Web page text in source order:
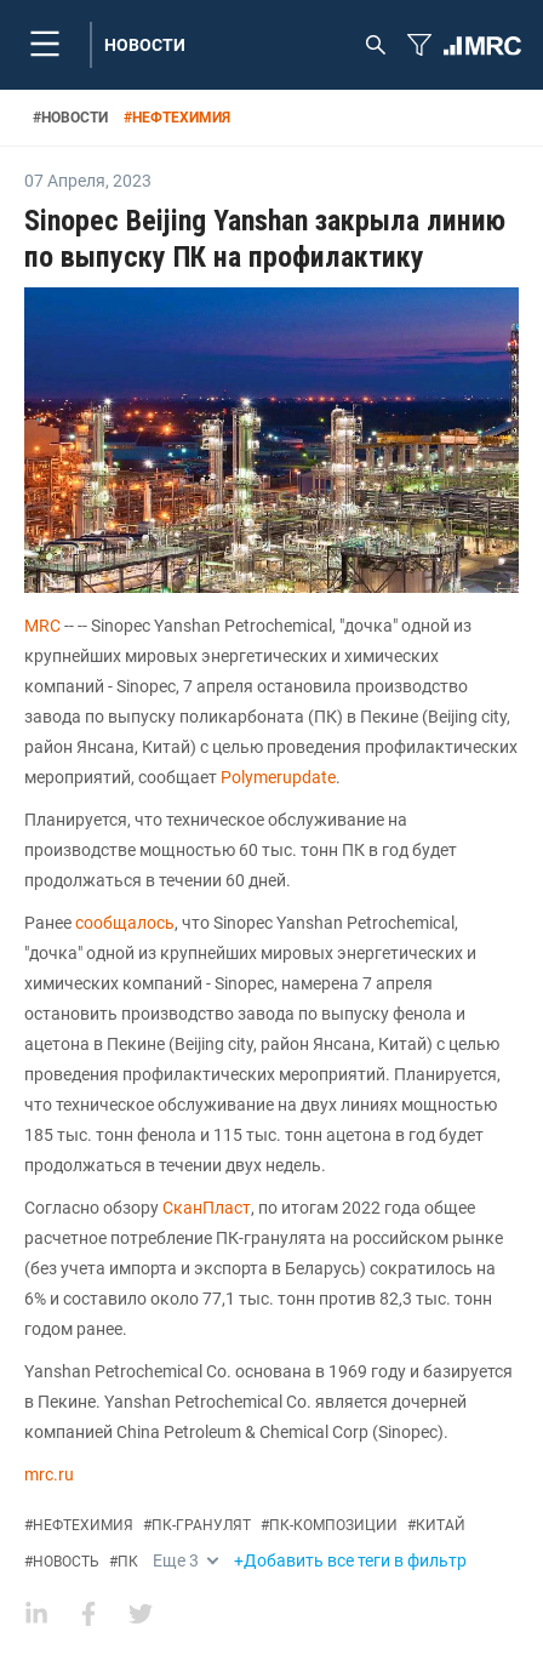
НОВОСТИ
#НОВОСТИ #НЕФТЕХИМИЯ
07 Апреля, 2023
Sinopec Beijing Yanshan закрыла линию
по выпуску ПК на профилактику
MRC-- -- Sinopec Yanshan Petrochemical, "дочка" одной из
крупнейших мировых энергетических и химических
компаний - Sinopec, 7 апреля остановила производство
завода по выпуску поликарбоната (ПК) в Пекине (Beijing city,
район Янсана, Китай) с целью проведения профилактических
мероприятий, сообщает Polymerupdate.
Планируется, что техническое обслуживание на
производстве мощностью 60 тыс. тонн ПК в год будет
продолжаться в течении 60 дней.
Ранеесообщалось, что Sinopec Yanshan Petrochemical,
"дочка" одной из крупнейших мировых энергетических и
химических компаний - Sinopec, намерена 7 апреля
остановить производство завода по выпуску фенола и
ацетона в Пекине (Beijing city, район Янсана, Китай) с целью
проведения профилактических мероприятий. Планируется,
что техническое обслуживание на двух линиях мощностью
185 тыс. тонн фенола и 115 тыс. тонн ацетона в год будет
продолжаться в течении двух недель.
Согласно обзоруСканПласт, по итогам 2022 года общее
расчетное потребление ПК-гранулята на российском рынке
(без учета импорта и экспорта в Беларусь) сократилось на
6% и составило около 77,1 тыс. тонн против 82,3 тыс. тонн
годом ранее.
Yanshan Petrochemical Co. основана в 1969 году и базируется
в Пекине. Yanshan Petrochemical Co. является дочерней
компанией China Petroleum & Chemical Corp (Sinopec).
mrc.ru
#НЕФТЕХИМИЯ #ПК-ГРАНУЛЯТ #ПК-КОМПОЗИЦИИ #КИТАЙ
#НОВОСТЬ #ПК Еще3 +Добавить все теги в фильтр